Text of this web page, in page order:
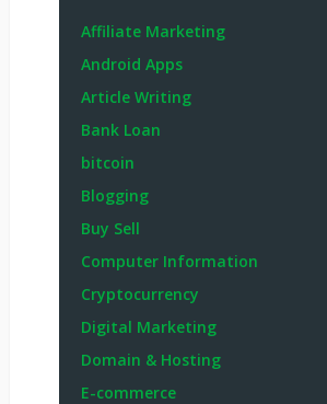
Affiliate Marketing
Android Apps
Article Writing
Bank Loan
bitcoin
Blogging
Buy Sell
Computer Information
Cryptocurrency
Digital Marketing
Domain & Hosting
E-commerce